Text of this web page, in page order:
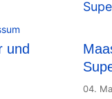
und
04.